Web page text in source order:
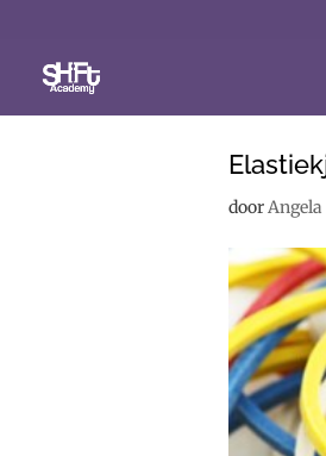
doorAngela